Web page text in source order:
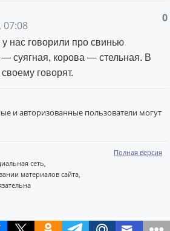
0
07:08
нас говорили про свинью
суягная, корова — стельная. В
говорят.
и авторизованные пользователи могут
Полная версия
сеть,
материалов сайта,